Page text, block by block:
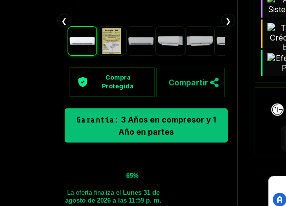
❮ ❯
Compra
Protegida
Compartir
Garantía: 3 Años en compresor y 1
Año en partes
65%
La oferta finaliza elLunes 31 de
agosto de 2026 a las 11:59 p. m.